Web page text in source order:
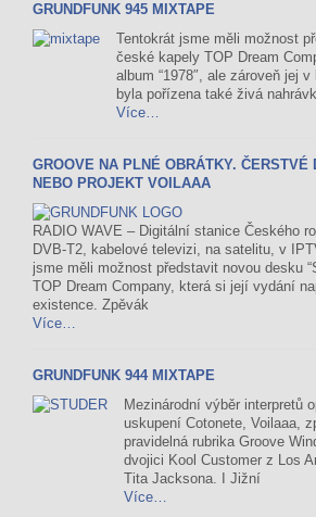
GRUNDFUNK 945 MIXTAPE
Tentokrát jsme měli možnost
české kapely TOP Dream
album “1978″, ale zároveň jej
byla pořízena také živá
Více…
GROOVE NA PLNÉ OBRÁTKY.
NEBO PROJEKT VOILAAA
RADIO WAVE – Digitální stanice Českého
DVB-T2, kabelové televizi, na satelitu, v
jsme měli možnost představit novou desku
TOP Dream Company, která si její vydání
existence. Zpěvák
Více…
GRUNDFUNK 944 MIXTAPE
Mezinárodní výběr interpretů
uskupení Cotonete, Voilaaa,
pravidelná rubrika Groove
dvojici Kool Customer z Los
Tita Jacksona. I Jižní
Více…